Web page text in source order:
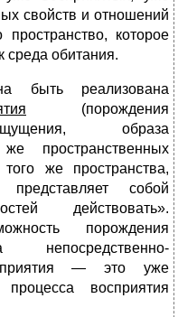
свойств и отношений
которое
среда обитания.
быть реализована
(порождения
образа
пространственных
же пространства,
собой
действовать».
порождения
непосредственно-
— это уже
восприятия